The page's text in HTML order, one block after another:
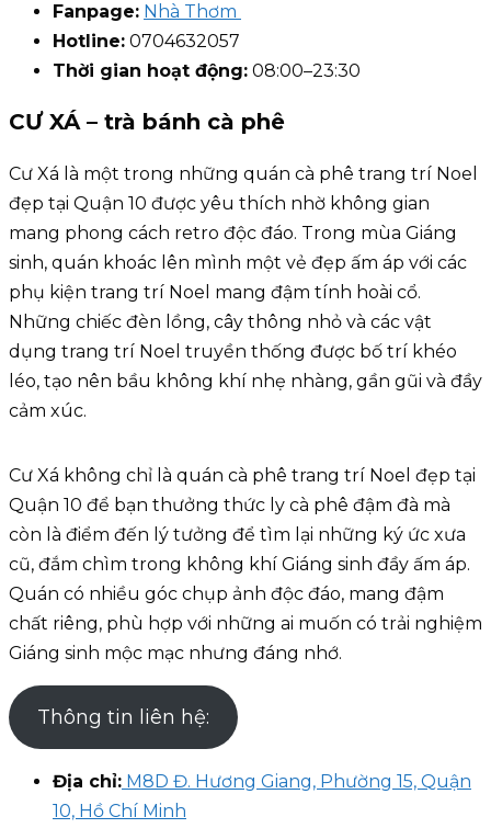
Fanpage: Nhà Thơm
Hotline: 0704632057
Thời gian hoạt động: 08:00–23:30
CƯ XÁ – trà bánh cà phê
Cư Xá là một trong những quán cà phê trang trí Noel
đẹp tại Quận 10 được yêu thích nhờ không gian
mang phong cách retro độc đáo. Trong mùa Giáng
sinh, quán khoác lên mình một vẻ đẹp ấm áp với các
phụ kiện trang trí Noel mang đậm tính hoài cổ.
Những chiếc đèn lồng, cây thông nhỏ và các vật
dụng trang trí Noel truyền thống được bố trí khéo
léo, tạo nên bầu không khí nhẹ nhàng, gần gũi và đầy
cảm xúc.
Cư Xá không chỉ là quán cà phê trang trí Noel đẹp tại
Quận 10 để bạn thưởng thức ly cà phê đậm đà mà
còn là điểm đến lý tưởng để tìm lại những ký ức xưa
cũ, đắm chìm trong không khí Giáng sinh đầy ấm áp.
Quán có nhiều góc chụp ảnh độc đáo, mang đậm
chất riêng, phù hợp với những ai muốn có trải nghiệm
Giáng sinh mộc mạc nhưng đáng nhớ.
Thông tin liên hệ:
Địa chỉ: M8D Đ. Hương Giang, Phường 15, Quận
10, Hồ Chí Minh